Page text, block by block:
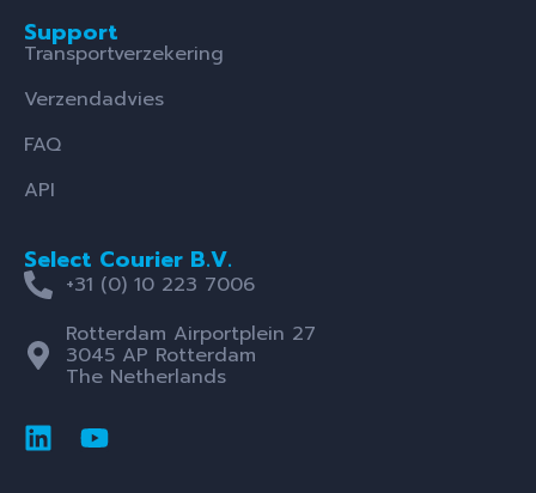
Select Courier B.V.
+31 (0) 10 223 7006
Rotterdam Airportplein 27
3045 AP Rotterdam
The Netherlands
Support
Transportverzekering
Verzendadvies
FAQ
API